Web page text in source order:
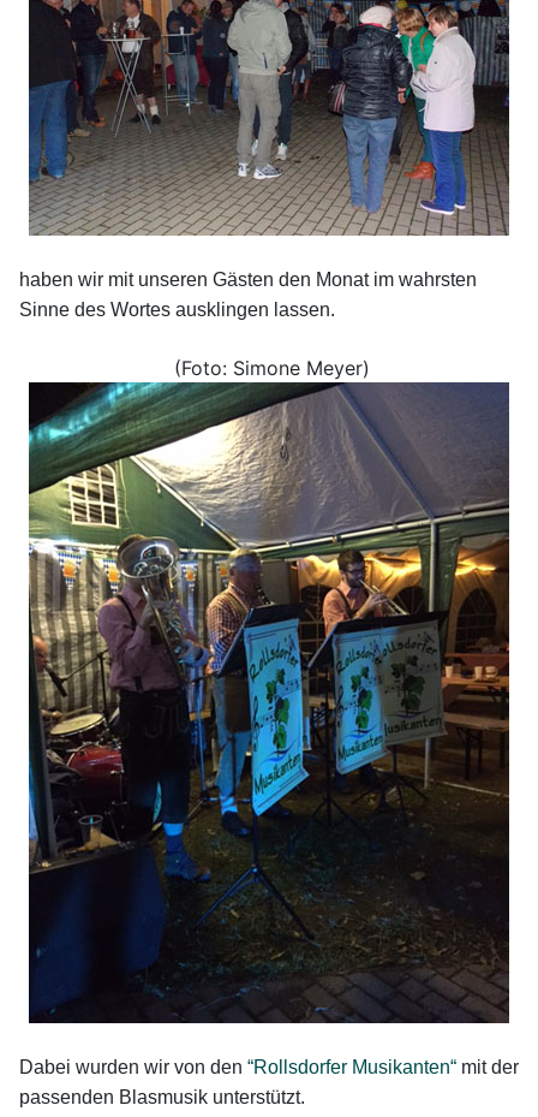
haben wir mit unseren Gästen den Monat im wahrsten
Sinne des Wortes ausklingen lassen.
(Foto: Simone Meyer)
Dabei wurden wir von den “Rollsdorfer Musikanten“ mit der
passenden Blasmusik unterstützt.